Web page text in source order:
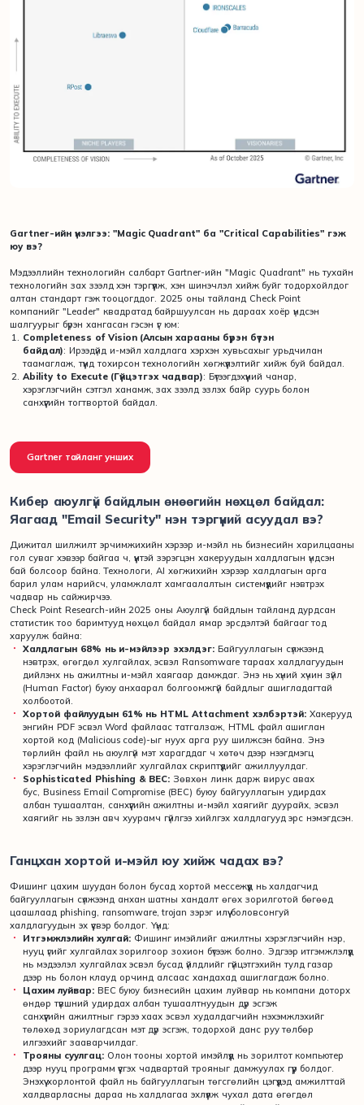
Gartner-ийн үнэлгээ: "Magic Quadrant" ба "Critical Capabilities" гэж
юу вэ?
Мэдээллийн технологийн салбарт Gartner-ийн "Magic Quadrant" нь тухайн
технологийн зах зээлд хэн тэргүүлж, хэн шинэчлэл хийж буйг тодорхойлдог
алтан стандарт гэж тооцогддог. 2025 оны тайланд Check Point
компанийг "Leader" квадратад байршуулсан нь дараах хоёр үндсэн
шалгуурыг бүрэн хангасан гэсэн үг юм:
Completeness of Vision (Алсын харааны бүрэн бүтэн
байдал): Ирээдүйд и-мэйл халдлага хэрхэн хувьсахыг урьдчилан
таамаглаж, түүнд тохирсон технологийн хөгжүүлэлтийг хийж буй байдал.
Ability to Execute (Гүйцэтгэх чадвар): Бүтээгдэхүүний чанар,
хэрэглэгчийн сэтгэл ханамж, зах зээлд эзлэх байр суурь болон
санхүүгийн тогтвортой байдал.
Gartner тайланг унших
Кибер аюулгүй байдлын өнөөгийн нөхцөл байдал:
Яагаад "Email Security" нэн тэргүүний асуудал вэ?
Дижитал шилжилт эрчимжихийн хэрээр и-мэйл нь бизнесийн харилцааны
гол суваг хэвээр байгаа ч, үүнтэй зэрэгцэн хакеруудын халдлагын үндсэн
бай болсоор байна. Технологи, AI хөгжихийн хэрээр халдлагын арга
барил улам нарийсч, уламжлалт хамгаалалтын системүүдийг нэвтрэх
чадвар нь сайжирчээ.
Check Point Research-ийн 2025 оны Аюулгүй байдлын тайланд дурдсан
статистик тоо баримтууд нөхцөл байдал ямар эрсдэлтэй байгааг тод
харуулж байна:
Халдлагын 68% нь и-мэйлээр эхэлдэг: Байгууллагын сүлжээнд
нэвтрэх, өгөгдөл хулгайлах, эсвэл Ransomware тараах халдлагуудын
дийлэнх нь ажилтны и-мэйл хаягаар дамждаг. Энэ нь хүний хүчин зүйл
(Human Factor) буюу анхаарал болгоомжгүй байдлыг ашигладагтай
холбоотой.
Хортой файлуудын 61% нь HTML Attachment хэлбэртэй:Хакерууд
энгийн PDF эсвэл Word файлаас татгалзаж, HTML файл ашиглан
хортой код (Malicious code)-ыг нуух арга руу шилжсэн байна. Энэ
төрлийн файл нь аюулгүй мэт харагддаг ч хөтөч дээр нээгдмэгц
хэрэглэгчийн мэдээллийг хулгайлах скриптүүдийг ажиллуулдаг.
Sophisticated Phishing & BEC:Зөвхөн линк дарж вирус авах
бус, Business Email Compromise (BEC) буюу байгууллагын удирдах
албан тушаалтан, санхүүгийн ажилтны и-мэйл хаягийг дуурайх, эсвэл
хаягийг нь эзлэн авч хуурамч гүйлгээ хийлгэх халдлагууд эрс нэмэгдсэн.
Ганцхан хортой и-мэйл юу хийж чадах вэ?
Фишинг цахим шуудан болон бусад хортой мессежүүд нь халдагчид
байгууллагын сүлжээнд анхан шатны хандалт өгөх зорилготой бөгөөд
цаашлаад phishing, ransomware, trojan зэрэг илүү боловсонгуй
халдлагуудын эх үүсвэр болдог. Үүнд:
Итгэмжлэлийн хулгай:Фишинг имэйлийг ажилтны хэрэглэгчийн нэр,
нууц үгийг хулгайлах зорилгоор зохион бүтээж болно. Эдгээр итгэмжлэлүүд
нь мэдээлэл хулгайлах эсвэл бусад үйлдлийг гүйцэтгэхийн тулд газар
дээр нь болон клауд орчинд алсаас хандахад ашиглагдаж болно.
Цахим луйвар:BEC буюу бизнесийн цахим луйвар нь компани доторх
өндөр түвшний удирдах албан тушаалтнуудын дүр эсгэж
санхүүгийн ажилтныг гэрээ хаах эсвэл худалдагчийн нэхэмжлэхийг
төлөхөд зориулагдсан мэт дүр эсгэж, тодорхой данс руу төлбөр
илгээхийг зааварчилдаг.
Трояны суулгац:Олон тооны хортой имэйлүүд нь зорилтот компьютер
дээр нууц программ үүсгэх чадвартай трояныг дамжуулах гүүр болдог.
Энэхүү хорлонтой файл нь байгууллагын төгсгөлийн цэгүүдэд амжилттай
халдварласны дараа нь халдлагаа эхлүүлж чухал дата өгөгдөл